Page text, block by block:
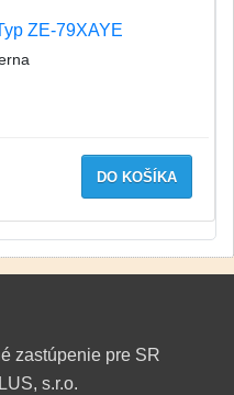
ZE-79XAYE
DO KOŠÍKA
zastúpenie pre SR
s.r.o.